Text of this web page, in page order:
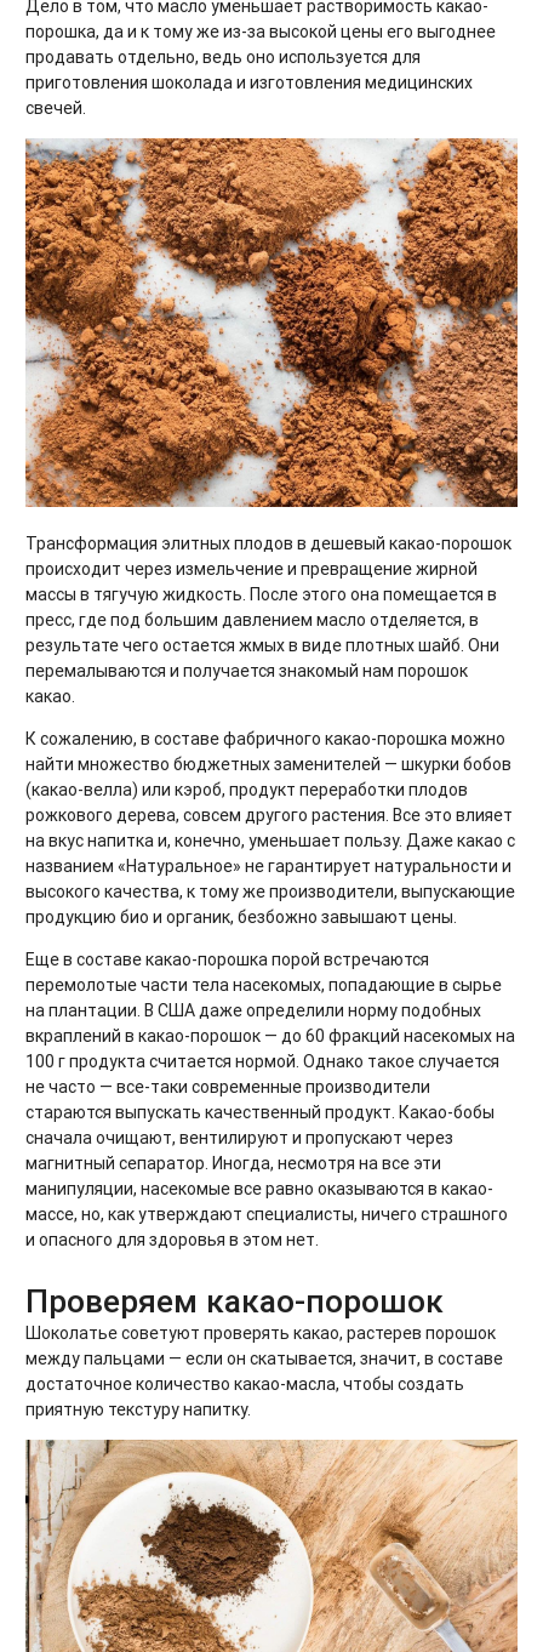
Дело в том, что масло уменьшает растворимость какао-
порошка, да и к тому же из-за высокой цены его выгоднее
продавать отдельно, ведь оно используется для
приготовления шоколада и изготовления медицинских
свечей.
Трансформация элитных плодов в дешевый какао-порошок
происходит через измельчение и превращение жирной
массы в тягучую жидкость. После этого она помещается в
пресс, где под большим давлением масло отделяется, в
результате чего остается жмых в виде плотных шайб. Они
перемалываются и получается знакомый нам порошок
какао.
К сожалению, в составе фабричного какао-порошка можно
найти множество бюджетных заменителей — шкурки бобов
(какао-велла) или кэроб, продукт переработки плодов
рожкового дерева, совсем другого растения. Все это влияет
на вкус напитка и, конечно, уменьшает пользу. Даже какао с
названием «Натуральное» не гарантирует натуральности и
высокого качества, к тому же производители, выпускающие
продукцию био и органик, безбожно завышают цены.
Еще в составе какао-порошка порой встречаются
перемолотые части тела насекомых, попадающие в сырье
на плантации. В США даже определили норму подобных
вкраплений в какао-порошок — до 60 фракций насекомых на
100 г продукта считается нормой. Однако такое случается
не часто — все-таки современные производители
стараются выпускать качественный продукт. Какао-бобы
сначала очищают, вентилируют и пропускают через
магнитный сепаратор. Иногда, несмотря на все эти
манипуляции, насекомые все равно оказываются в какао-
массе, но, как утверждают специалисты, ничего страшного
и опасного для здоровья в этом нет.
Проверяем какао-порошок
Шоколатье советуют проверять какао, растерев порошок
между пальцами — если он скатывается, значит, в составе
достаточное количество какао-масла, чтобы создать
приятную текстуру напитку.